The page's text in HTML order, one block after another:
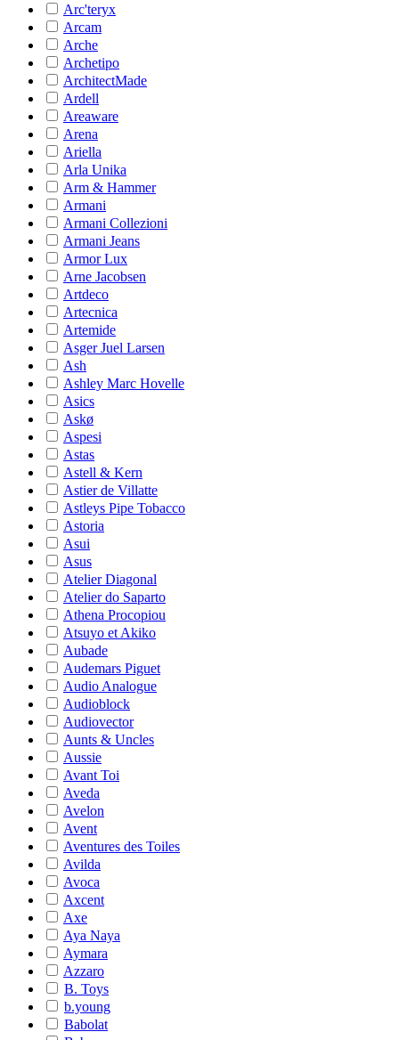
Arc'teryx
Arcam
Arche
Archetipo
ArchitectMade
Ardell
Areaware
Arena
Ariella
Arla Unika
Arm & Hammer
Armani
Armani Collezioni
Armani Jeans
Armor Lux
Arne Jacobsen
Artdeco
Artecnica
Artemide
Asger Juel Larsen
Ash
Ashley Marc Hovelle
Asics
Askø
Aspesi
Astas
Astell & Kern
Astier de Villatte
Astleys Pipe Tobacco
Astoria
Asui
Asus
Atelier Diagonal
Atelier do Saparto
Athena Procopiou
Atsuyo et Akiko
Aubade
Audemars Piguet
Audio Analogue
Audioblock
Audiovector
Aunts & Uncles
Aussie
Avant Toi
Aveda
Avelon
Avent
Aventures des Toiles
Avilda
Avoca
Axcent
Axe
Aya Naya
Aymara
Azzaro
B. Toys
b.young
Babolat